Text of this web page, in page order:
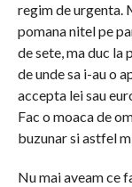
regim de urgenta.
pomana nitel pe
de sete, ma duc la
de unde sa i-au o
accepta lei sau
Fac o moaca de
buzunar si astfel
Nu mai aveam ce